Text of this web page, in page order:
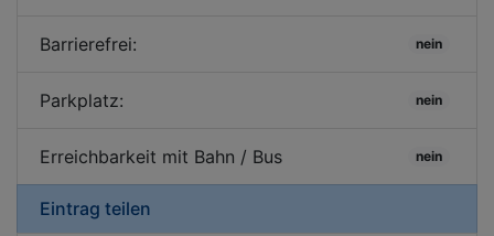
Barrierefrei: nein
Parkplatz: nein
Erreichbarkeit mit Bahn / Bus nein
Eintrag teilen